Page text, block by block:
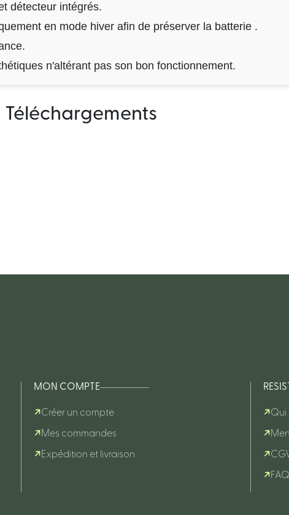
détecteur intégrés.
en mode hiver afin de préserver la batterie .
n'altérant pas son bon fonctionnement.
Téléchargements
MON COMPTE
Créer un compte
Mes commandes
Expédition et livraison
Qui
FAQ